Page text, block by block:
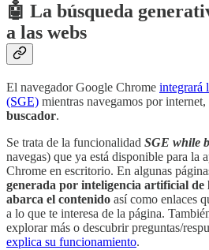
🤖 La búsqueda
a las webs
El navegador Google Chrome integrará
(SGE) mientras navegamos por internet,
buscador.
Se trata de la funcionalidad SGE while
navegas) que ya está disponible para la
Chrome en escritorio. En algunas
generada por inteligencia artificial de
abarca el contenido así como enlaces
a lo que te interesa de la página.
explorar más o descubrir preguntas/
explica su funcionamiento.